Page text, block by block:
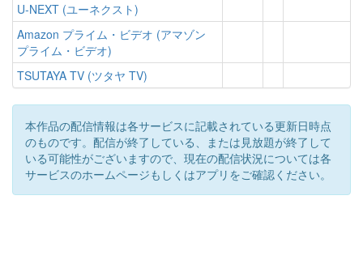
U-NEXT (ユーネクスト)
Amazon プライム・ビデオ (アマゾン
プライム・ビデオ)
TSUTAYA TV (ツタヤ TV)
本作品の配信情報は各サービスに記載されている更新日時点
のものです。配信が終了している、または見放題が終了して
いる可能性がございますので、現在の配信状況については各
サービスのホームページもしくはアプリをご確認ください。